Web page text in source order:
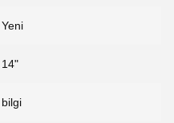
Yeni
14"
bilgi